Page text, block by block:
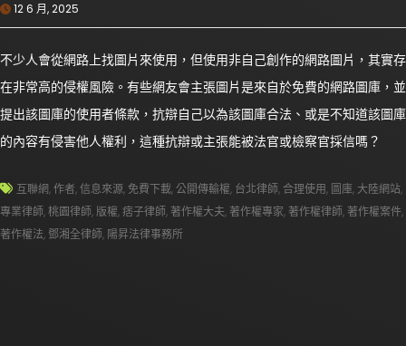
12 6 月, 2025
不少人會從網路上找圖片來使用，但使用非自己創作的網路圖片，其實存
在非常高的侵權風險。有些網友會主張圖片是來自於免費的網路圖庫，並
提出該圖庫的使用者條款，抗辯自己以為該圖庫合法、或是不知道該圖庫
的內容有侵害他人權利，這種抗辯或主張能被法官或檢察官採信嗎？
互聯網,作者,信息來源, 免費下載,公開傳輸權, 台北律師, 合理使用, 圖庫, 大陸網站,
專業律師,桃園律師,版權,痞子律師, 著作權大夫, 著作權專家, 著作權律師, 著作權案件,
著作權法, 鄧湘全律師, 陽昇法律事務所